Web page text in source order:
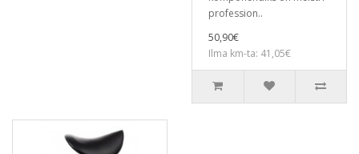
profession..
50,90€
Ilma km-ta: 41,05€